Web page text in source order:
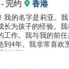
- 完约 香港
我的名字是莉亚。
长为孩子的经验。
工作。我与我的前
到4年。我非常喜欢